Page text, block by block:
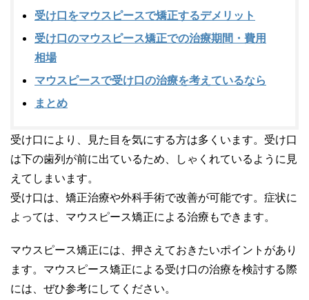
受け口をマウスピースで矯正するデメリット
受け口のマウスピース矯正での治療期間・費用
相場
マウスピースで受け口の治療を考えているなら
まとめ
受け口により、見た目を気にする方は多くいます。受け口
は下の歯列が前に出ているため、しゃくれているように見
えてしまいます。
受け口は、矯正治療や外科手術で改善が可能です。症状に
よっては、マウスピース矯正による治療もできます。
マウスピース矯正には、押さえておきたいポイントがあり
ます。マウスピース矯正による受け口の治療を検討する際
には、ぜひ参考にしてください。